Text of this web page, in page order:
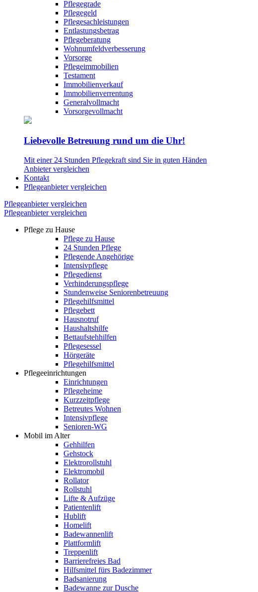
Pflegegrade
Pflegegeld
Pflegesachleistungen
Entlastungsbetrag
Pflegeberatung
Wohnumfeldverbesserung
Vorsorge
Pflegeimmobilien
Testament
Immobilienverkauf
Immobilienverrentung
Generalvollmacht
Vorsorgevollmacht
Liebevolle Betreuung rund um die Uhr!
Mit einer 24 Stunden Pflegekraft sind Sie in guten Händen
Anbieter vergleichen
Kontakt
Pflegeanbieter vergleichen
Pflegeanbieter vergleichen
Pflegeanbieter vergleichen
Pflege zu Hause
Pflege zu Hause
24 Stunden Pflege
Pflegende Angehörige
Intensivpflege
Pflegedienst
Verhinderungspflege
Stundenweise Seniorenbetreuung
Pflegehilfsmittel
Pflegebett
Hausnotruf
Haushaltshilfe
Bettaufstehhilfen
Pflegesessel
Hörgeräte
Pflegehilfsmittel
Pflegeeinrichtungen
Einrichtungen
Pflegeheime
Kurzzeitpflege
Betreutes Wohnen
Intensivpflege
Senioren-WG
Mobil im Alter
Gehhilfen
Gehstock
Elektrorollstuhl
Elektromobil
Rollator
Rollstuhl
Lifte & Aufzüge
Patientenlift
Hublift
Homelift
Badewannenlift
Plattformlift
Treppenlift
Barrierefreies Bad
Hilfsmittel fürs Badezimmer
Badsanierung
Badewanne zur Dusche